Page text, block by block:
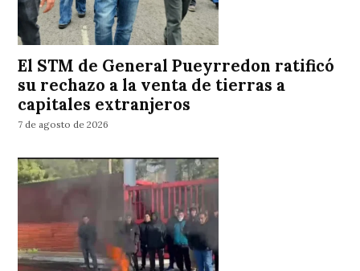
El STM de General Pueyrredon ratificó
su rechazo a la venta de tierras a
capitales extranjeros
7 de agosto de 2026